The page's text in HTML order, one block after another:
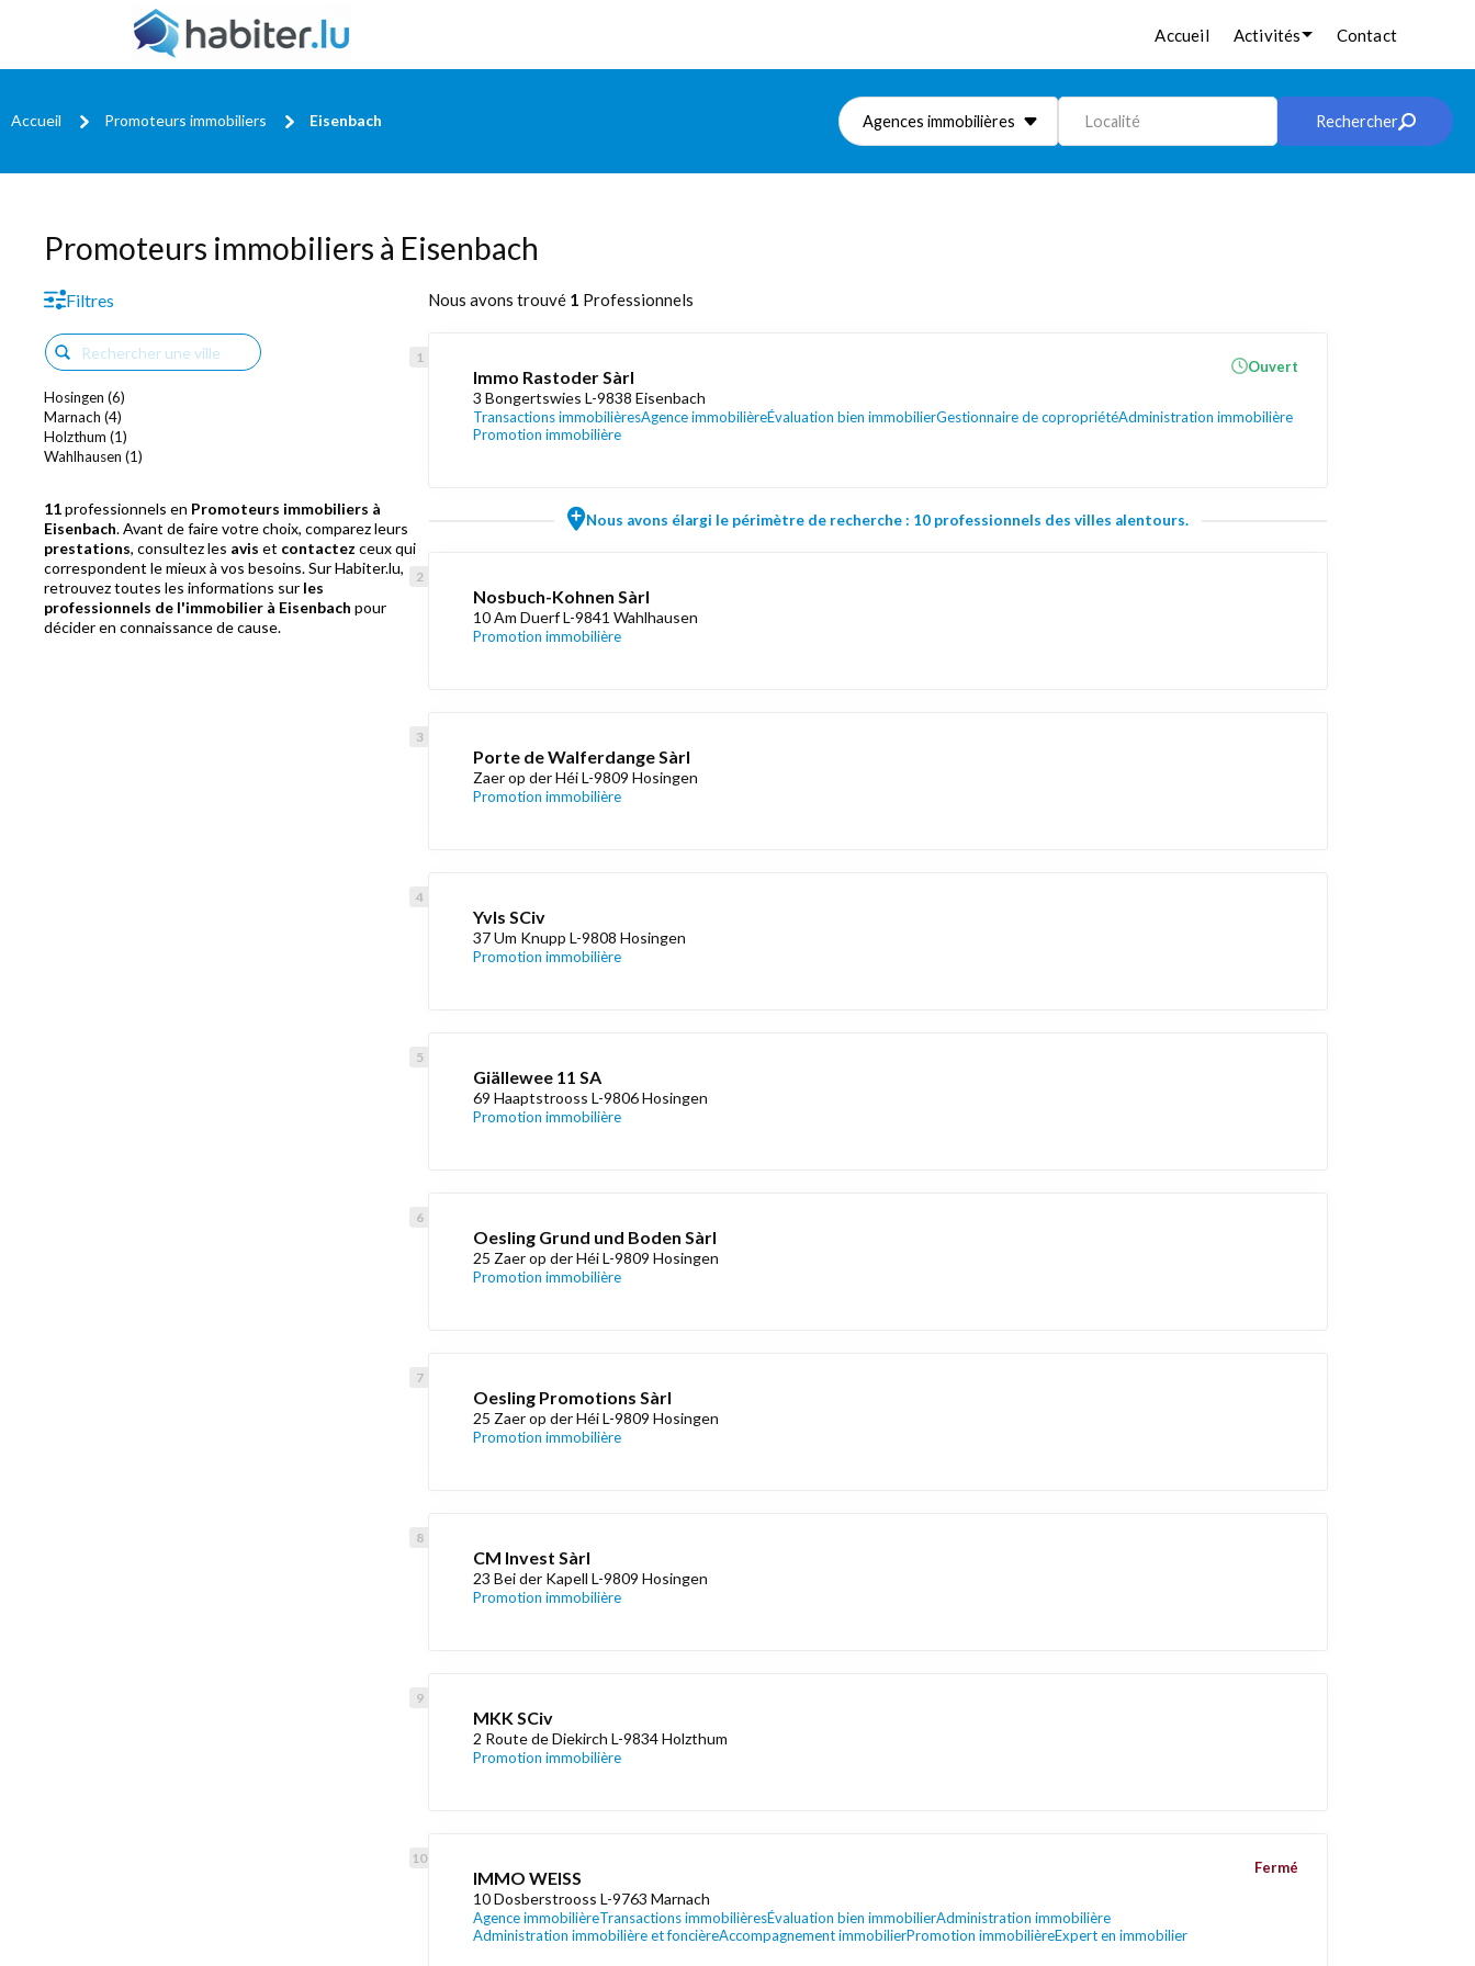
Accueil Activités Contact
Accueil Promoteurs immobiliers Eisenbach Agences immobilières Localité Rechercher
Promoteurs immobiliers à Eisenbach
Filtres
Hosingen (6)
Marnach (4)
Holzthum (1)
Wahlhausen (1)
11professionnels en Promoteurs immobiliers à
Eisenbach. Avant de faire votre choix, comparez leurs
prestations, consultez les avis et contactez ceux qui
correspondent le mieux à vos besoins. Sur Habiter.lu,
retrouvez toutes les informations sur les
professionnels de l'immobilier à Eisenbach pour
décider en connaissance de cause.
Nous avons trouvé 1 Professionnels
Immo Rastoder Sàrl
3 Bongertswies L-9838 Eisenbach
Transactions immobilièresAgence immobilièreÉvaluation bien immobilierGestionnaire de copropriétéAdministration immobilière
Promotion immobilière
Ouvert
Nous avons élargi le périmètre de recherche : 10 professionnels des villes alentours.
Nosbuch-Kohnen Sàrl
10 Am Duerf L-9841 Wahlhausen
Promotion immobilière
Porte de Walferdange Sàrl
Zaer op der Héi L-9809 Hosingen
Promotion immobilière
YvIs SCiv
37 Um Knupp L-9808 Hosingen
Promotion immobilière
Giällewee 11 SA
69 Haaptstrooss L-9806 Hosingen
Promotion immobilière
Oesling Grund und Boden Sàrl
25 Zaer op der Héi L-9809 Hosingen
Promotion immobilière
Oesling Promotions Sàrl
25 Zaer op der Héi L-9809 Hosingen
Promotion immobilière
CM Invest Sàrl
23 Bei der Kapell L-9809 Hosingen
Promotion immobilière
MKK SCiv
2 Route de Diekirch L-9834 Holzthum
Promotion immobilière
IMMO WEISS
10 Dosberstrooss L-9763 Marnach
Agence immobilièreTransactions immobilièresÉvaluation bien immobilierAdministration immobilière
Administration immobilière et foncièreAccompagnement immobilierPromotion immobilièreExpert en immobilier
Fermé